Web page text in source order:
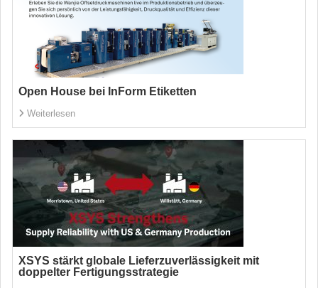
Open House bei InForm Etiketten
Weiterlesen
XSYS stärkt globale Lieferzuverlässigkeit mit
doppelter Fertigungsstrategie